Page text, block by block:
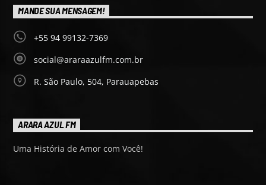
MANDE SUA MENSAGEM!
+55 94 99132-7369
social@araraazulfm.com.br
R. São Paulo, 504, Parauapebas
ARARA AZUL FM
Uma História de Amor com Você!